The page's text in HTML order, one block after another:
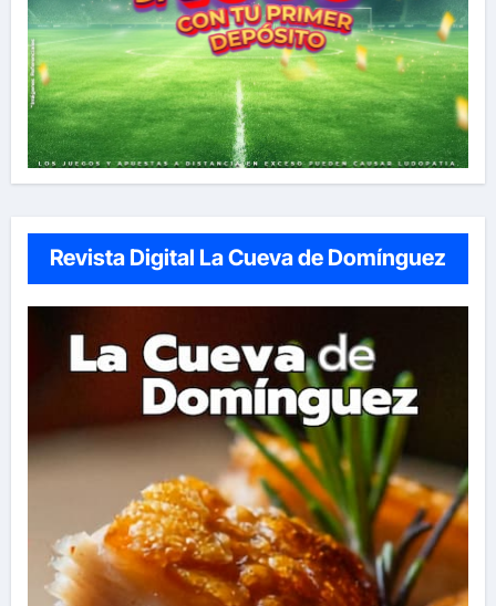
Revista Digital La Cueva de Domínguez